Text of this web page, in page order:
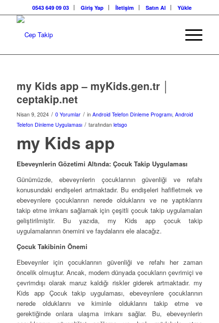
0543 649 09 03 Giriş Yap İletişim Satın Al Yükle
my Kids app – myKids.gen.tr │
ceptakip.net
Nisan 9, 2024 / 0 Yorumlar / in Android Telefon Dinleme Programı, Android
Telefon Dinleme Uygulaması / tarafından letsgo
my Kids app
Ebeveynlerin Gözetimi Altında: Çocuk Takip Uygulaması
Günümüzde, ebeveynlerin çocuklarının güvenliği ve refahı
konusundaki endişeleri artmaktadır. Bu endişeleri hafifletmek ve
ebeveynlere çocuklarının nerede olduklarını ve ne yaptıklarını
takip etme imkanı sağlamak için çeşitli çocuk takip uygulamaları
geliştirilmiştir. Bu yazıda, my Kids app çocuk takip
uygulamalarının önemini ve faydalarını ele alacağız.
Çocuk Takibinin Önemi
Ebeveynler için çocuklarının güvenliği ve refahı her zaman
öncelik olmuştur. Ancak, modern dünyada çocukların çevrimiçi ve
çevrimdışı olarak maruz kaldığı riskler giderek artmaktadır. my
Kids app Çocuk takip uygulaması, ebeveynlere çocuklarının
nerede olduklarını ve kiminle olduklarını takip etme ve
gerektiğinde onlara ulaşma imkanı sağlar. Bu, ebeveynlerin